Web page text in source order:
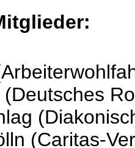
(Caritas-